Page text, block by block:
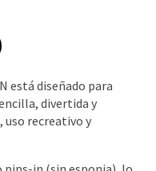
está diseñado para
divertida y
uso recreativo y